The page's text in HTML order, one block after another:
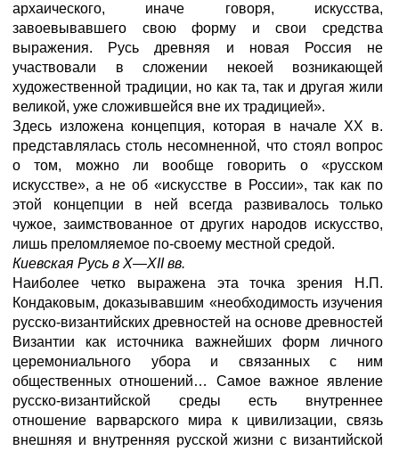
архаического, иначе говоря, искусства,
завоевывавшего свою форму и свои средства
выражения. Русь древняя и новая Россия не
участвовали в сложении некоей возникающей
художественной традиции, но как та, так и другая жили
великой, уже сложившейся вне их традицией».
Здесь изложена концепция, которая в начале XX в.
представлялась столь несомненной, что стоял вопрос
о том, можно ли вообще говорить о «русском
искусстве», а не об «искусстве в России», так как по
этой концепции в ней всегда развивалось только
чужое, заимствованное от других народов искусство,
лишь преломляемое по-своему местной средой.
Киевская Русь в X—XII вв.
Наиболее четко выражена эта точка зрения Н.П.
Кондаковым, доказывавшим «необходимость изучения
русско-византийских древностей на основе древностей
Византии как источника важнейших форм личного
церемониального убора и связанных с ним
общественных отношений… Самое важное явление
русско-византийской среды есть внутреннее
отношение варварского мира к цивилизации, связь
внешняя и внутренняя русской жизни с византийской